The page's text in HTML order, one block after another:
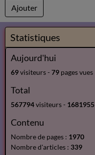
Ajouter
Statistiques
Aujourd'hui
69visiteurs - 79 pages vues
Total
567794visiteurs - 1681955
Contenu
Nombre de pages : 1970
Nombre d'articles : 339